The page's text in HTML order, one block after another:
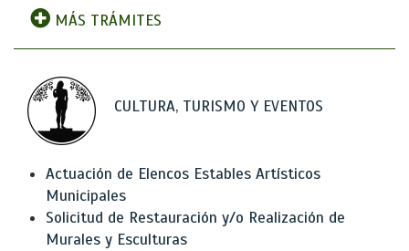
MÁS TRÁMITES
CULTURA, TURISMO Y EVENTOS
Actuación de Elencos Estables Artísticos
Municipales
Solicitud de Restauración y/o Realización de
Murales y Esculturas